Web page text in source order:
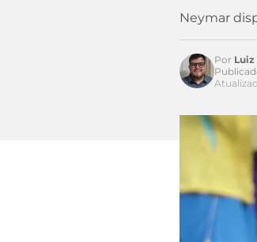
Neymar
Por Luiz